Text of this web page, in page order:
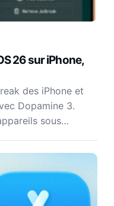
26 sur iPhone,
des iPhone et
Dopamine 3.
sous…